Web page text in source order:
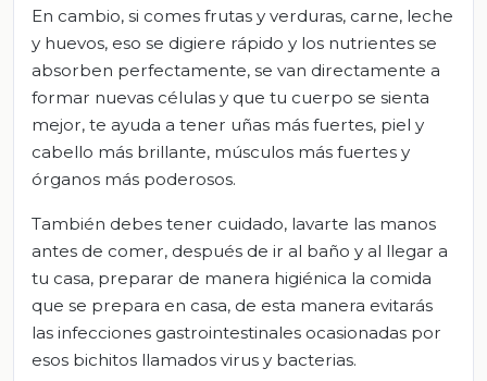
En cambio, si comes frutas y verduras, carne, leche
y huevos, eso se digiere rápido y los nutrientes se
absorben perfectamente, se van directamente a
formar nuevas células y que tu cuerpo se sienta
mejor, te ayuda a tener uñas más fuertes, piel y
cabello más brillante, músculos más fuertes y
órganos más poderosos.
También debes tener cuidado, lavarte las manos
antes de comer, después de ir al baño y al llegar a
tu casa, preparar de manera higiénica la comida
que se prepara en casa, de esta manera evitarás
las infecciones gastrointestinales ocasionadas por
esos bichitos llamados virus y bacterias.